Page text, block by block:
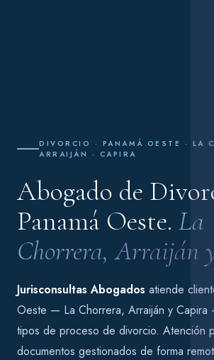
DIVORCIO · PANAMÁ OESTE · LA
ARRAIJÁN · CAPIRA
Abogado de
Panamá Oeste. La
Chorrera, Arraiján
Jurisconsultas Abogados atiende
Oeste — La Chorrera, Arraiján y
tipos de proceso de divorcio. Atención
documentos gestionados de forma